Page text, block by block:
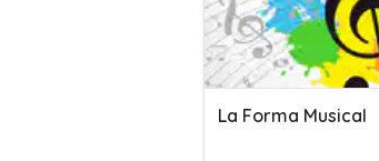
La Forma Musical